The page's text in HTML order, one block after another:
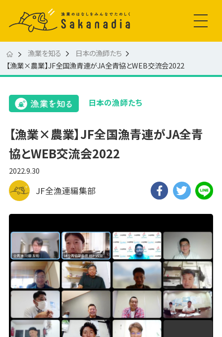
漁業を知る
日本の漁師たち
【漁業×農業】JF全国漁青連がJA全青協とWEB交流会2022
日本の漁師たち
【漁業×農業】JF全国漁青連がJA全青
協とWEB交流会2022
2022.9.30
JF全漁連編集部